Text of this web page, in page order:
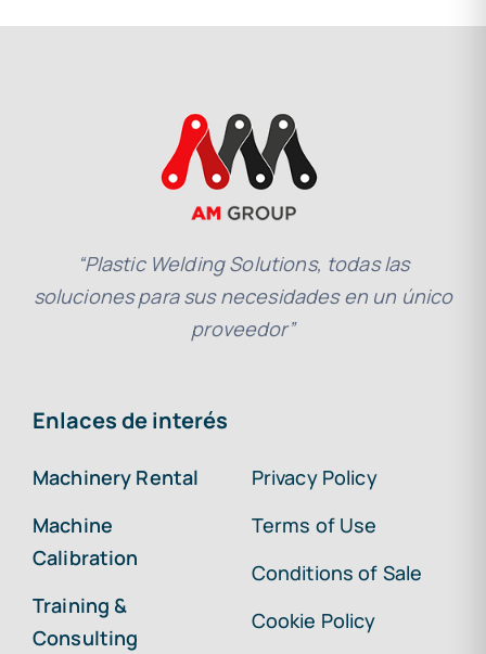
“Plastic Welding Solutions, todas las
soluciones para sus necesidades en un único
proveedor”
Enlaces de interés
Machinery Rental
Machine
Calibration
Training &
Consulting
Privacy Policy
Terms of Use
Conditions of Sale
Cookie Policy